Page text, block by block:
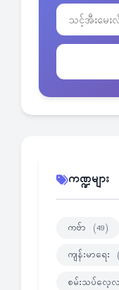
ကဏ္ဍများ
ကဗ်ာ (49)
ကျန်းမာရေး
စမ်းသပ်လေ့လ